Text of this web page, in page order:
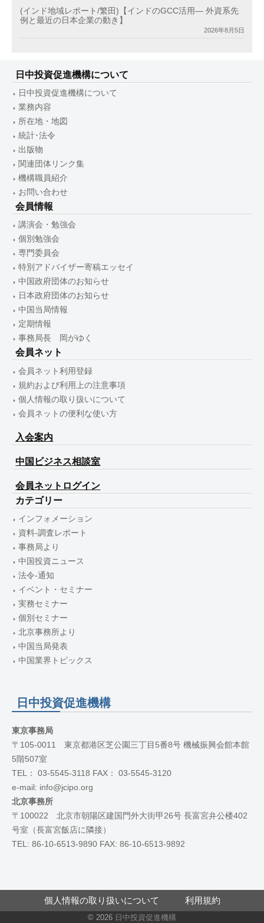
(インド地域レポート/繁田)【インドのGCC活用― 外資系先
例と最近の日本企業の動き】
2026年8月5日
日中投資促進機構について
日中投資促進機構について
業務内容
所在地・地図
統計･法令
出版物
関連団体リンク集
機構職員紹介
お問い合わせ
会員情報
講演会・勉強会
個別勉強会
専門委員会
特別アドバイザー寄稿エッセイ
中国政府団体のお知らせ
日本政府団体のお知らせ
中国当局情報
定期情報
事務局長 岡がゆく
会員ネット
会員ネット利用登録
規約および利用上の注意事項
個人情報の取り扱いについて
会員ネットの便利な使い方
入会案内
中国ビジネス相談室
会員ネットログイン
カテゴリー
インフォメーション
資料-調査レポート
事務局より
中国投資ニュース
法令-通知
イベント・セミナー
実務セミナー
個別セミナー
北京事務所より
中国当局発表
中国業界トピックス
日中投資促進機構
東京事務局
〒105-0011 東京都港区芝公園三丁目5番8号 機械振興会館本館
5階507室
TEL： 03-5545-3118 FAX： 03-5545-3120
e-mail: info@jcipo.org
北京事務所
〒100022 北京市朝陽区建国門外大街甲26号 長富宮弁公楼402
号室（長富宮飯店に隣接）
TEL: 86-10-6513-9890 FAX: 86-10-6513-9892
個人情報の取り扱いについて 利用規約
© 2026 日中投資促進機構